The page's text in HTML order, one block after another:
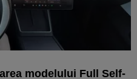
modelului Full Self-